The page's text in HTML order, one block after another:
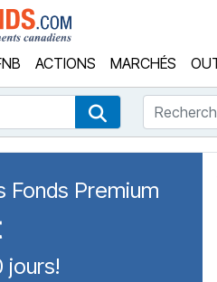
ACTIONS MARCHÉS
Recherche de
Fonds Premium
jours!